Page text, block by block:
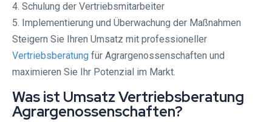
4. Schulung der Vertriebsmitarbeiter
5. Implementierung und Überwachung der Maßnahmen
Steigern Sie Ihren Umsatz mit professioneller
Vertriebsberatung für Agrargenossenschaften und
maximieren Sie Ihr Potenzial im Markt.
Was ist Umsatz Vertriebsberatung
Agrargenossenschaften?